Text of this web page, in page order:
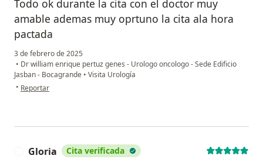
Todo ok durante la cita con el doctor muy
amable ademas muy oprtuno la cita ala hora
pactada
3 de febrero de 2025
• Dr william enrique pertuz genes - Urologo oncologo - Sede Edificio
Jasban - Bocagrande • Visita Urología
• en opinión del usuario Jairo barrera
Reportar
Gloria Cita verificada